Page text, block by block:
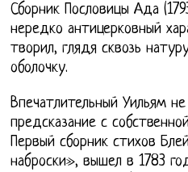
Сборник Пословицы Ада
нередко антицерковный
творил, глядя сквозь
оболочку.
Впечатлительный Уильям
предсказание с
Первый сборник стихов
наброски», вышел в 1783